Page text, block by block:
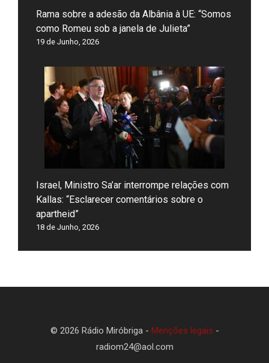
Rama sobre a adesão da Albânia à UE: “Somos
como Romeu sob a janela de Julieta”
19 de Junho, 2026
Israel, Ministro Sa’ar interrompe relações com
Kallas: “Esclarecer comentários sobre o
apartheid”
18 de Junho, 2026
© 2026 Rádio Miróbriga - Menções legais -
radiom24@aol.com